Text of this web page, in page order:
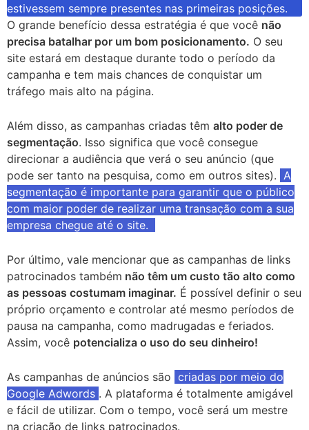
estivessem sempre presentes nas primeiras posições.
O grande benefício dessa estratégia é que você não
precisa batalhar por um bom posicionamento. O seu
site estará em destaque durante todo o período da
campanha e tem mais chances de conquistar um
tráfego mais alto na página.
Além disso, as campanhas criadas têm alto poder de
segmentação. Isso significa que você consegue
direcionar a audiência que verá o seu anúncio (que
pode ser tanto na pesquisa, como em outros sites). A
segmentação é importante para garantir que o público
com maior poder de realizar uma transação com a sua
empresa chegue até o site.
Por último, vale mencionar que as campanhas de links
patrocinados também não têm um custo tão alto como
as pessoas costumam imaginar. É possível definir o seu
próprio orçamento e controlar até mesmo períodos de
pausa na campanha, como madrugadas e feriados.
Assim, você potencializa o uso do seu dinheiro!
As campanhas de anúncios são criadas por meio do
Google Adwords . A plataforma é totalmente amigável
e fácil de utilizar. Com o tempo, você será um mestre
na criação de links patrocinados.